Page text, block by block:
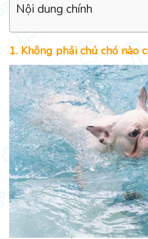
Nội dung chính
1. Không phải chú chó nào